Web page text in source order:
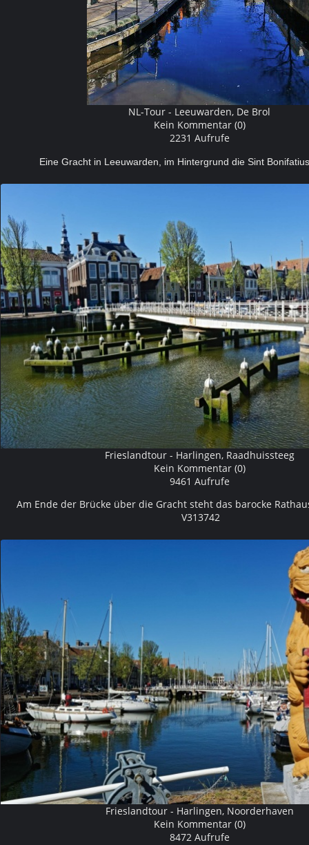
NL-Tour - Leeuwarden, De Brol
Kein Kommentar (0)
2231 Aufrufe
Eine Gracht in Leeuwarden, im Hintergrund die Sint
Frieslandtour - Harlingen, Raadhuissteeg
Kein Kommentar (0)
9461 Aufrufe
Am Ende der Brücke über die Gracht steht das barocke
V313742
Frieslandtour - Harlingen, Noorderhaven
Kein Kommentar (0)
8472 Aufrufe